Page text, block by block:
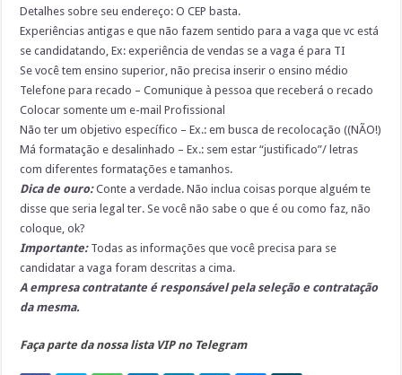
Detalhes sobre seu endereço: O CEP basta.
Experiências antigas e que não fazem sentido para a vaga que vc está
se candidatando, Ex: experiência de vendas se a vaga é para TI
Se você tem ensino superior, não precisa inserir o ensino médio
Telefone para recado – Comunique à pessoa que receberá o recado
Colocar somente um e-mail Profissional
Não ter um objetivo específico – Ex.: em busca de recolocação ((NÃO!)
Má formatação e desalinhado – Ex.: sem estar “justificado”/ letras
com diferentes formatações e tamanhos.
Dica de ouro: Conte a verdade. Não inclua coisas porque alguém te
disse que seria legal ter. Se você não sabe o que é ou como faz, não
coloque, ok?
Importante:Todas as informações que você precisa para se
candidatar a vaga foram descritas a cima.
A empresa contratante é responsável pela seleção e contratação
da mesma.
Faça parte da nossa lista VIP no Telegram